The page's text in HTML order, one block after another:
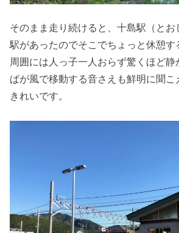
そのまま走り続けると、十島駅（とお
駅があったのでそこでちょっと休憩す
周囲には人っ子一人おらず驚くほど静
ぱが風で移動する音さえも鮮明に聞こ
きれいです。